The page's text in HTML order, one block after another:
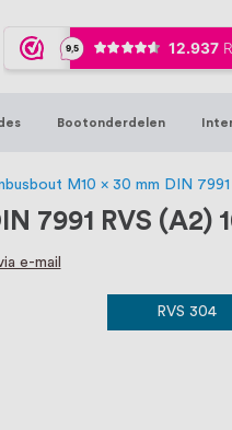
20 jaar
en
produceren,
we geloven
Bootonderdelen
M10 x 30 mm DIN 7991
7991 RVS (A2)
e-mail
RVS 304